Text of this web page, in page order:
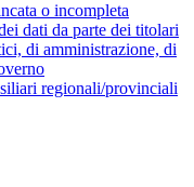
o incompleta
dati da parte dei titolari
di amministrazione, di
regionali/provinciali